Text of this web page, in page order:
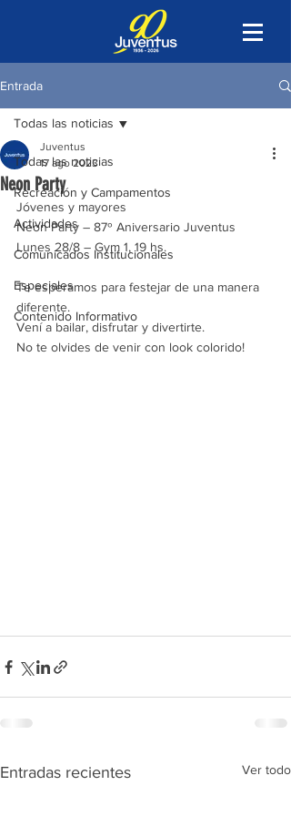
Entrada
Todas las noticias
Recreación y Campamentos
Actividades
Comunicados Institucionales
Especiales
Contenido Informativo
Todas las noticias
Neon Party
Juventus
17 ago 2023
Jóvenes y mayores
Neon Party – 87º Aniversario Juventus
Lunes 28/8 – Gym 1, 19 hs.
Te esperamos para festejar de una manera
diferente.
Vení a bailar, disfrutar y divertirte.
No te olvides de venir con look colorido!
Entradas recientes Ver todo